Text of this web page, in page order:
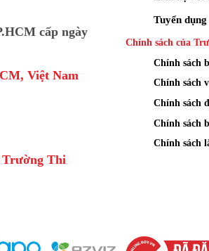
cấp ngày
Việt Nam
Trường Thi
Tuyển dụng
Chính sách của
Chính sách
Chính sách
Chính sách
Chính sách
Chính sách